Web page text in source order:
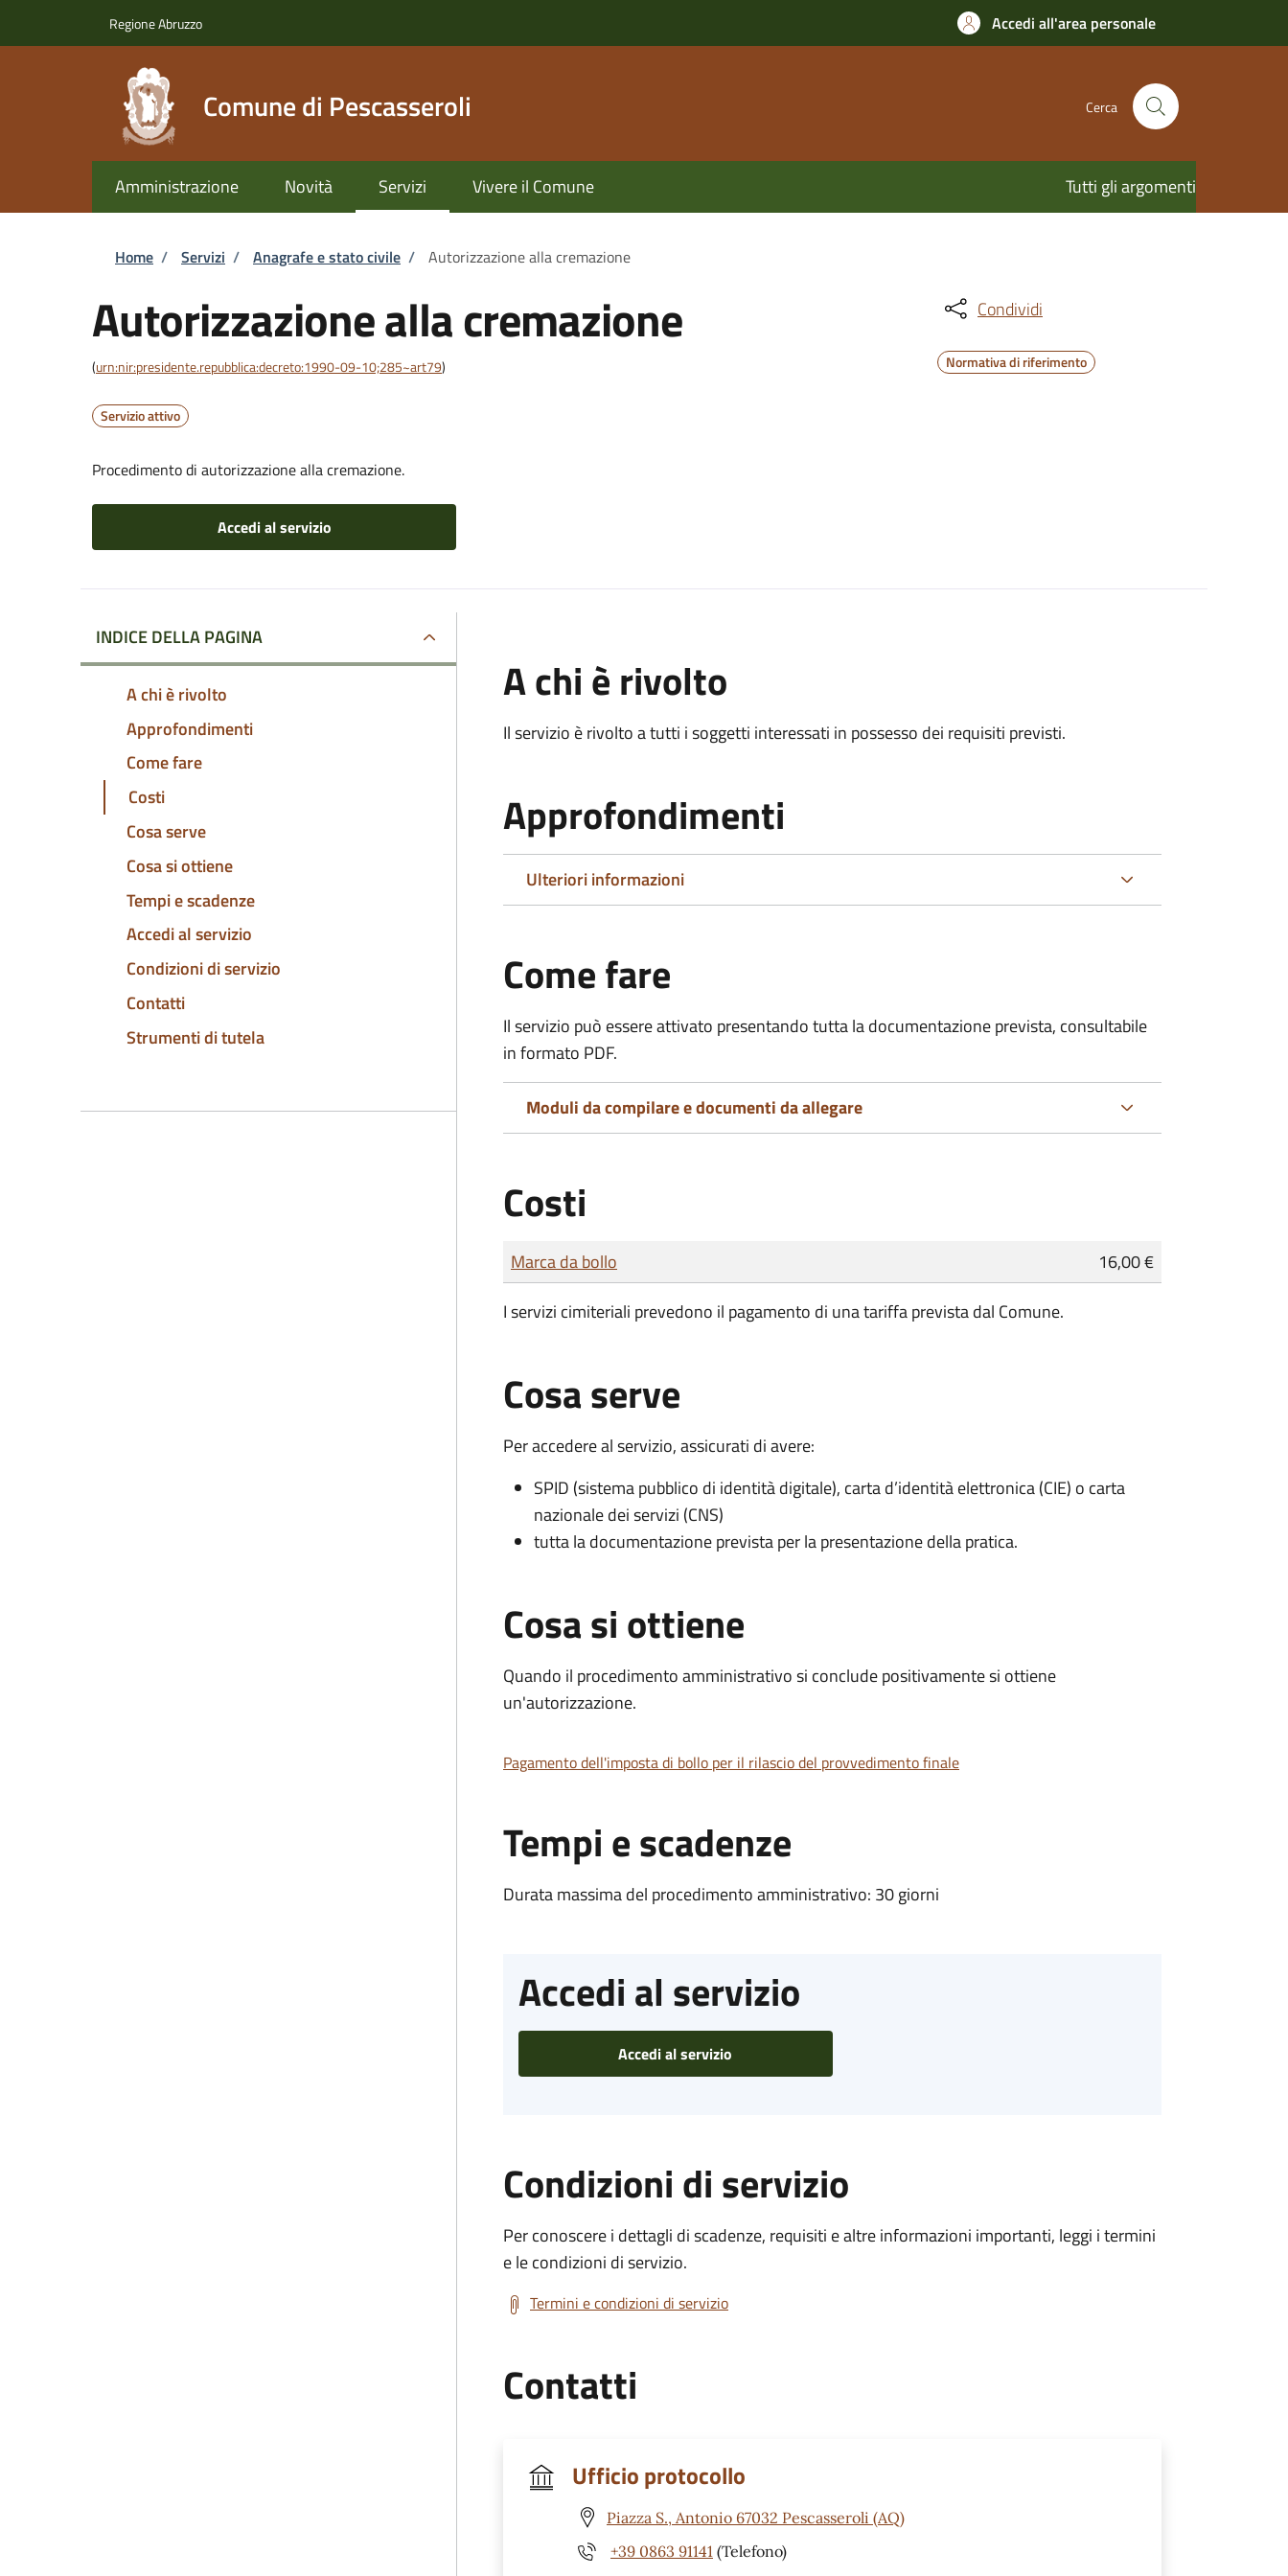
Regione Abruzzo Accedi all'area personale
Comune di Pescasseroli Cerca
Amministrazione Novità Servizi Vivere il Comune Tutti gli argomenti
Briciole di pane
Home / Servizi / Anagrafe e stato civile / Autorizzazione alla cremazione
Autorizzazione alla cremazione
(urn:nir:presidente.repubblica:decreto:1990-09-10;285~art79)
Servizio attivo
Procedimento di autorizzazione alla cremazione.
Accedi al servizio
Condividi
Normativa di riferimento
INDICE DELLA PAGINA
A chi è rivolto
Approfondimenti
Come fare
Costi
Cosa serve
Cosa si ottiene
Tempi e scadenze
Accedi al servizio
Condizioni di servizio
Contatti
Strumenti di tutela
A chi è rivolto
Il servizio è rivolto a tutti i soggetti interessati in possesso dei requisiti previsti.
Approfondimenti
Ulteriori informazioni
Come fare
Il servizio può essere attivato presentando tutta la documentazione prevista, consultabile
in formato PDF.
Moduli da compilare e documenti da allegare
Costi
Tipo di pagamento
Importo
Marca da bollo
16,00 €
I servizi cimiteriali prevedono il pagamento di una tariffa prevista dal Comune.
Cosa serve
Per accedere al servizio, assicurati di avere:
SPID (sistema pubblico di identità digitale), carta d’identità elettronica (CIE) o carta
nazionale dei servizi (CNS)
tutta la documentazione prevista per la presentazione della pratica.
Cosa si ottiene
Quando il procedimento amministrativo si conclude positivamente si ottiene
un'autorizzazione.
Pagamento dell'imposta di bollo per il rilascio del provvedimento finale
Tempi e scadenze
Durata massima del procedimento amministrativo: 30 giorni
Accedi al servizio
Accedi al servizio
Condizioni di servizio
Per conoscere i dettagli di scadenze, requisiti e altre informazioni importanti, leggi i termini
e le condizioni di servizio.
Termini e condizioni di servizio
Contatti
Ufficio protocollo
Piazza S., Antonio 67032 Pescasseroli (AQ)
+39 0863 91141 (Telefono)